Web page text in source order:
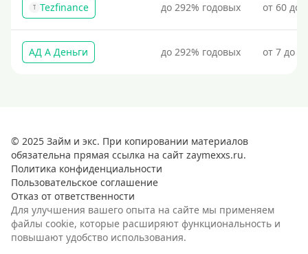
T Tezfinance до 292% годовых от 60 до
АД А Деньги до 292% годовых от 7 до
© 2025 Займ и экс. При копировании материалов
обязательна прямая ссылка на сайт zaymexxs.ru.
Политика конфиденциальности
Пользовательское соглашение
Отказ от ответственности
Для улучшения вашего опыта на сайте мы применяем
файлы cookie, которые расширяют функциональность и
повышают удобство использования.